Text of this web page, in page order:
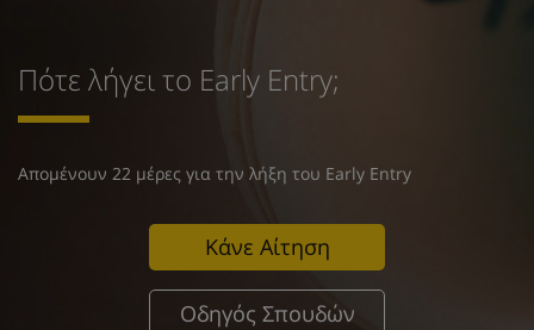
Πότε λήγει το Early Entry;
Απομένουν 22 μέρες για την λήξη του Early Entry
Κάνε Αίτηση
Οδηγός Σπουδών